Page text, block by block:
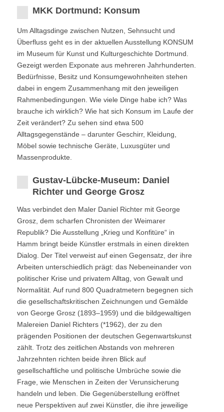
MKK Dortmund: Konsum
Um Alltagsdinge zwischen Nutzen, Sehnsucht und
Überfluss geht es in der aktuellen Ausstellung KONSUM
im Museum für Kunst und Kulturgeschichte Dortmund.
Gezeigt werden Exponate aus mehreren Jahrhunderten.
Bedürfnisse, Besitz und Konsumgewohnheiten stehen
dabei in engem Zusammenhang mit den jeweiligen
Rahmenbedingungen. Wie viele Dinge habe ich? Was
brauche ich wirklich? Wie hat sich Konsum im Laufe der
Zeit verändert? Zu sehen sind etwa 500
Alltagsgegenstände – darunter Geschirr, Kleidung,
Möbel sowie technische Geräte, Luxusgüter und
Massenprodukte.
Gustav-Lübcke-Museum: Daniel
Richter und George Grosz
Was verbindet den Maler Daniel Richter mit George
Grosz, dem scharfen Chronisten der Weimarer
Republik? Die Ausstellung „Krieg und Konfitüre“ in
Hamm bringt beide Künstler erstmals in einen direkten
Dialog. Der Titel verweist auf einen Gegensatz, der ihre
Arbeiten unterschiedlich prägt: das Nebeneinander von
politischer Krise und privatem Alltag, von Gewalt und
Normalität. Auf rund 800 Quadratmetern begegnen sich
die gesellschaftskritischen Zeichnungen und Gemälde
von George Grosz (1893–1959) und die bildgewaltigen
Malereien Daniel Richters (*1962), der zu den
prägenden Positionen der deutschen Gegenwartskunst
zählt. Trotz des zeitlichen Abstands von mehreren
Jahrzehnten richten beide ihren Blick auf
gesellschaftliche und politische Umbrüche sowie die
Frage, wie Menschen in Zeiten der Verunsicherung
handeln und leben. Die Gegenüberstellung eröffnet
neue Perspektiven auf zwei Künstler, die ihre jeweilige